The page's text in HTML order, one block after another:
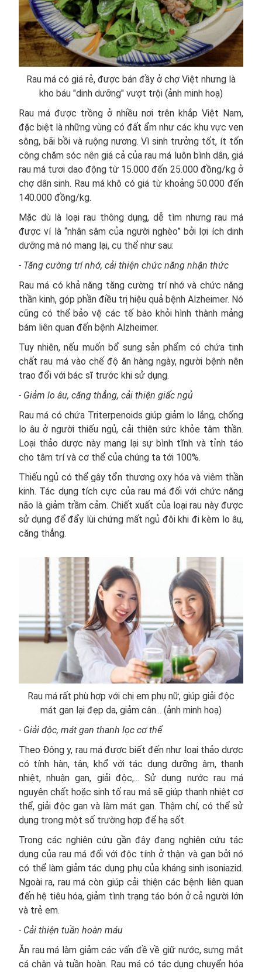
Rau má có giá rẻ, được bán đầy ở chợ Việt nhưng là
kho báu "dinh dưỡng" vượt trội (ảnh minh hoạ)
Rau má được trồng ở nhiều nơi trên khắp Việt Nam,
đặc biệt là những vùng có đất ẩm như các khu vực ven
sông, bãi bồi và ruộng nương. Vì sinh trưởng tốt, ít tốn
công chăm sóc nên giá cả của rau má luôn bình dân, giá
rau má tươi dao động từ 15.000 đến 25.000 đồng/kg ở
chợ dân sinh. Rau má khô có giá từ khoảng 50.000 đến
140.000 đồng/kg.
Mặc dù là loại rau thông dụng, dễ tìm nhưng rau má
được ví là “nhân sâm của người nghèo” bởi lợi ích dinh
dưỡng mà nó mang lại, cụ thể như sau:
- Tăng cường trí nhớ, cải thiện chức năng nhận thức
Rau má có khả năng tăng cường trí nhớ và chức năng
thần kinh, góp phần điều trị hiệu quả bệnh Alzheimer. Nó
cũng có thể bảo vệ các tế bào khỏi hình thành mảng
bám liên quan đến bệnh Alzheimer.
Tuy nhiên, nếu muốn bổ sung sản phẩm có chứa tinh
chất rau má vào chế độ ăn hàng ngày, người bệnh nên
trao đổi với bác sĩ trước khi sử dụng.
- Giảm lo âu, căng thẳng, cải thiện giấc ngủ
Rau má có chứa Triterpenoids giúp giảm lo lắng, chống
lo âu ở người thiếu ngủ, cải thiện sức khỏe tâm thần.
Loại thảo dược này mang lại sự bình tĩnh và tỉnh táo
cho tâm trí và cơ thể của chúng ta tới 100%.
Thiếu ngủ có thể gây tổn thương oxy hóa và viêm thần
kinh. Tác dụng tích cực của rau má đối với chức năng
não là giảm trầm cảm. Chiết xuất của loại rau này được
sử dụng để đẩy lùi chứng mất ngủ đôi khi đi kèm lo âu,
căng thẳng.
Rau má rất phù hợp với chị em phụ nữ, giúp giải độc
mát gan lại đẹp da, giảm cân... (ảnh minh hoạ)
- Giải độc, mát gan thanh lọc cơ thể
Theo Đông y, rau má được biết đến như loại thảo dược
có tính hàn, tân, khổ với tác dụng dưỡng âm, thanh
nhiệt, nhuận gan, giải độc,... Sử dụng nước rau má
nguyên chất hoặc sinh tố rau má sẽ giúp thanh nhiệt cơ
thể, giải độc gan và làm mát gan. Thậm chí, có thể sử
dụng trong một số trường hợp để hạ sốt.
Trong các nghiên cứu gần đây đang nghiên cứu tác
dụng của rau má đối với độc tính ở thận và gan bởi nó
có thể làm giảm tác dụng phụ của kháng sinh isoniazid.
Ngoài ra, rau má còn giúp cải thiện các bệnh liên quan
đến hệ tiêu hóa, giảm tình trạng táo bón ở cả người lớn
và trẻ em.
- Cải thiện tuần hoàn máu
Ăn rau má làm giảm các vấn đề về giữ nước, sưng mắt
cá chân và tuần hoàn. Rau má có tác dụng chuyển hóa